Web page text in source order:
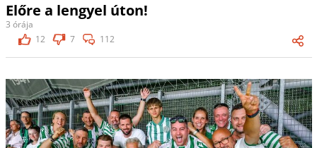
Előre a lengyel úton!
3 órája
12
7 112